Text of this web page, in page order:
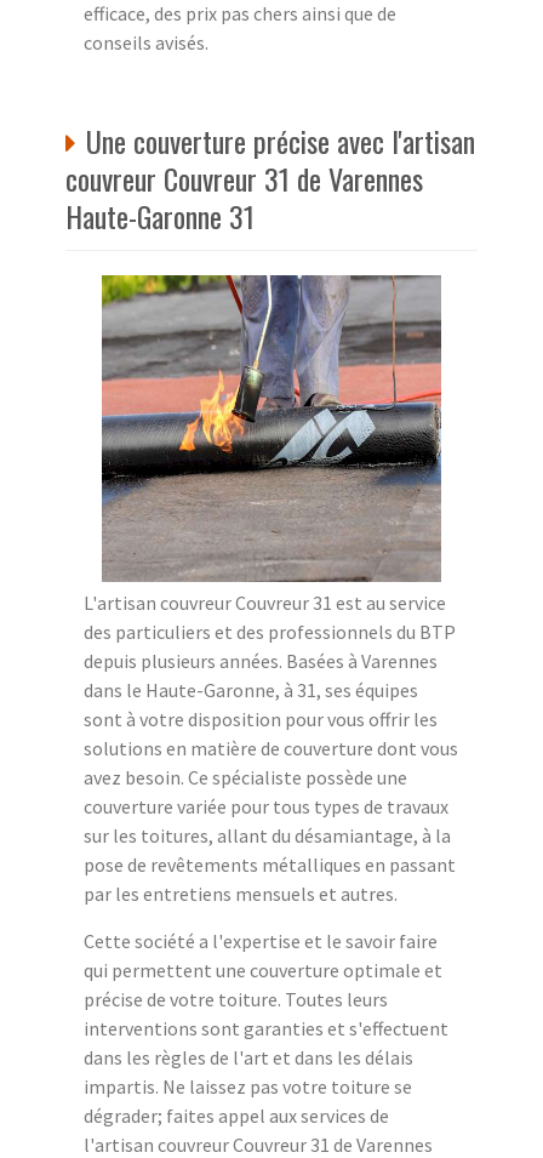
efficace, des prix pas chers ainsi que de
conseils avisés.
Une couverture précise avec l'artisan
couvreur Couvreur 31 de Varennes
Haute-Garonne 31
L'artisan couvreur Couvreur 31 est au service
des particuliers et des professionnels du BTP
depuis plusieurs années. Basées à Varennes
dans le Haute-Garonne, à 31, ses équipes
sont à votre disposition pour vous offrir les
solutions en matière de couverture dont vous
avez besoin. Ce spécialiste possède une
couverture variée pour tous types de travaux
sur les toitures, allant du désamiantage, à la
pose de revêtements métalliques en passant
par les entretiens mensuels et autres.
Cette société a l'expertise et le savoir faire
qui permettent une couverture optimale et
précise de votre toiture. Toutes leurs
interventions sont garanties et s'effectuent
dans les règles de l'art et dans les délais
impartis. Ne laissez pas votre toiture se
dégrader; faites appel aux services de
l'artisan couvreur Couvreur 31 de Varennes